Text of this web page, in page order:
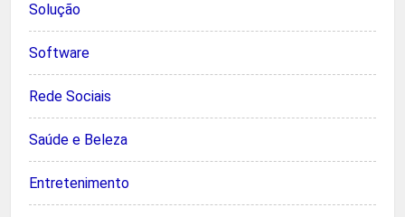
Solução
Software
Rede Sociais
Saúde e Beleza
Entretenimento